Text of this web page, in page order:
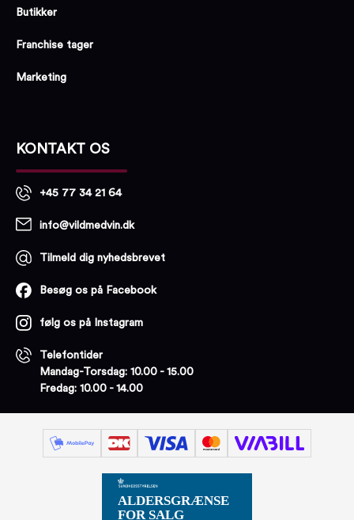
Butikker
Franchise tager
Marketing
KONTAKT OS
+45 77 34 21 64
info@vildmedvin.dk
Tilmeld dig nyhedsbrevet
Besøg os på Facebook
følg os på Instagram
Telefontider
Mandag-Torsdag: 10.00 - 15.00
Fredag: 10.00 - 14.00